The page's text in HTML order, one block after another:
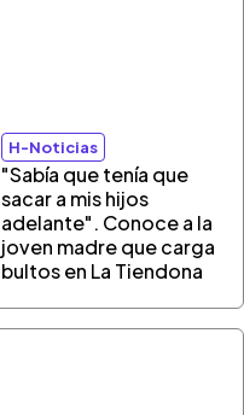
H-Noticias
"Sabía que tenía que
sacar a mis hijos
adelante". Conoce a la
joven madre que carga
bultos en La Tiendona